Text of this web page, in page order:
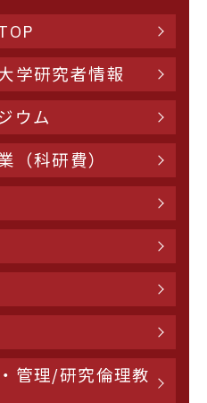
学研究者情報
ウム
（科研費）
管理/研究倫理教